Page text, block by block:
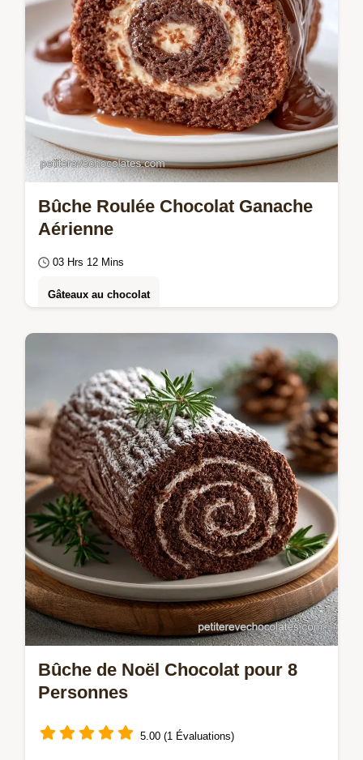
Bûche Roulée Chocolat Ganache
Aérienne
03 Hrs 12 Mins
Gâteaux au chocolat
Réussissez votre Bûche roulée chocolat
ganache avec ce gâteau roulé chocolat
ganache. Inclus : checklist des erreurs
communes.
Bûche de Noël Chocolat pour 8
Personnes
5.00 (1 Évaluations)